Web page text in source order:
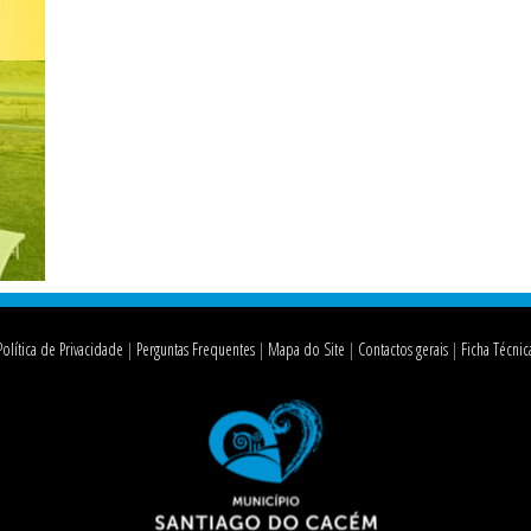
de Privacidade Perguntas Frequentes Mapa do Site Contactos gerais Ficha